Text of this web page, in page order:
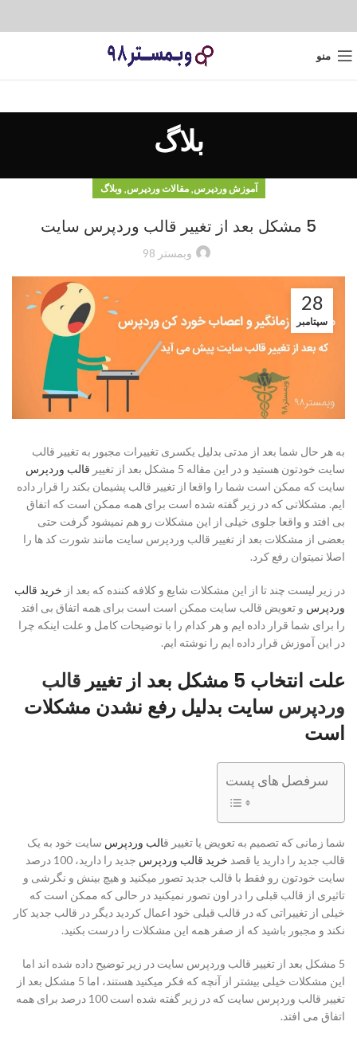
منو
بلاگ
آموزش وردپرس,مقالات وردپرس,وبلاگ
5 مشکل بعد از تغییر قالب وردپرس سایت
وبمستر 98
28
سپتامبر
به هر حال شما بعد از مدتی بدلیل یکسری تغییرات مجبور به تغییر قالب
سایت خودتون هستید و در این مقاله 5 مشکل بعد از تغییر
قالب وردپرس
سایت که ممکن است شما را واقعا از تغییر قالب پشیمان بکند را قرار داده
ایم. مشکلاتی که در زیر گفته شده است برای همه ممکن است که اتفاق
بی افتد و واقعا جلوی خیلی از این مشکلات رو هم نمیشود گرفت حتی
بعضی از مشکلات بعد از تغییر قالب وردپرس سایت مانند شورت کد ها را
اصلا نمیتوان رفع کرد.
در زیر لیست چند تا از این مشکلات شایع و کلافه کننده که بعد از خرید قالب
وردپرس و تعویض قالب سایت ممکن است است برای همه اتفاق بی افتد
را برای شما قرار داده ایم و هر کدام را با توضیحات کامل و علت اینکه چرا
در این آموزش قرار داده ایم را نوشته ایم.
علت انتخاب 5 مشکل بعد از تغییر
قالب
وردپرس سایت بدلیل رفع نشدن مشکلات
است
سرفصل های پست
شما زمانی که تصمیم به تعویض یا تغییر قالب وردپرس سایت خود به یک
قالب جدید را دارید یا قصد خرید قالب وردپرس
جدید را دارید، 100 درصد
سایت خودتون رو فقط با قالب جدید تصور میکنید و هیچ بینش و نگرشی و
تاثیری از قالب قبلی را در اون تصور نمیکنید در حالی که ممکن است که
خیلی از تغییراتی که در قالب قبلی خود اعمال کردید دیگر در قالب جدید کار
نکند و مجبور باشید که از صفر همه این مشکلات را درست بکنید.
5 مشکل بعد از تغییر قالب وردپرس سایت در زیر توضیح داده شده اند اما
این مشکلات خیلی بیشتر از آنچه که فکر میکنید هستند، اما 5 مشکل بعد از
تغییر قالب وردپرس سایت که در زیر گفته شده است 100 درصد برای همه
اتفاق می افتد.